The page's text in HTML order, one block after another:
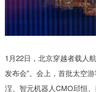
1月22日，北京穿越者载人
发布会”。会上，首批太空
浧、智元机器人CMO邱恒